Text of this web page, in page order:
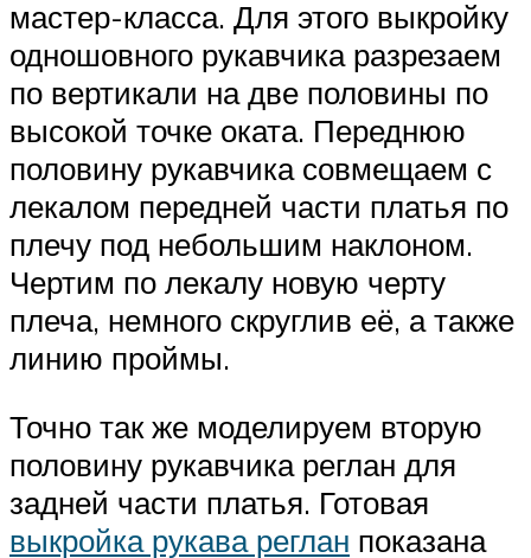
мастер-класса. Для этого выкройку
одношовного рукавчика разрезаем
по вертикали на две половины по
высокой точке оката. Переднюю
половину рукавчика совмещаем с
лекалом передней части платья по
плечу под небольшим наклоном.
Чертим по лекалу новую черту
плеча, немного скруглив её, а также
линию проймы.
Точно так же моделируем вторую
половину рукавчика реглан для
задней части платья. Готовая
выкройка рукава реглан показана